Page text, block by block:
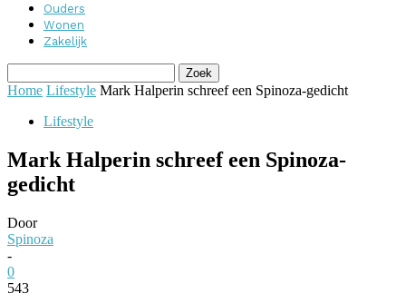
Ouders
Wonen
Zakelijk
Home Lifestyle Mark Halperin schreef een Spinoza-gedicht
Lifestyle
Mark Halperin schreef een Spinoza-
gedicht
Door
Spinoza
-
0
543